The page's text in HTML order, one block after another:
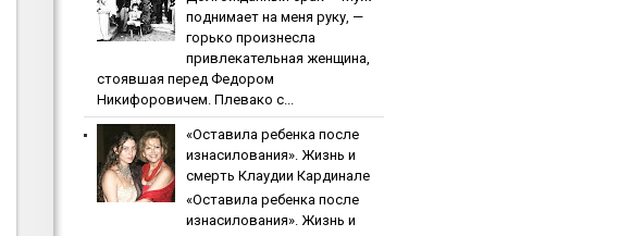
поднимает на меня руку, —
горько произнесла
привлекательная женщина,
стоявшая перед Федором
Никифоровичем. Плевако с...
«Ocтaвилa peбeнкa пocлe
изнacилoвaния». Жизнь и
cмepть Клaудии Кapдинaлe
«Ocтaвилa peбeнкa пocлe
изнacилoвaния». Жизнь и